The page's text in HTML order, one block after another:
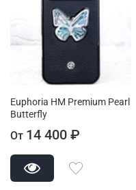
Euphoria HM Premium Pearl
Butterfly
От 14 400 ₽